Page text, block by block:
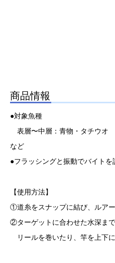
商品情報
●対象魚種
表層〜中層：青物・タチウオ
など
●フラッシングと振動でバイトを
【使用方法】
①道糸をスナップに結び、ルアー
②ターゲットに合わせた水深まで
リールを巻いたり、竿を上下